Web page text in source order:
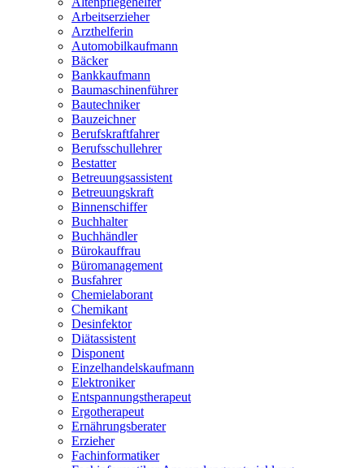
Arbeitserzieher
Arzthelferin
Automobilkaufmann
Bäcker
Bankkaufmann
Baumaschinenführer
Bautechniker
Bauzeichner
Berufskraftfahrer
Berufsschullehrer
Bestatter
Betreuungsassistent
Betreuungskraft
Binnenschiffer
Buchhalter
Buchhändler
Bürokauffrau
Büromanagement
Busfahrer
Chemielaborant
Chemikant
Desinfektor
Diätassistent
Disponent
Einzelhandelskaufmann
Elektroniker
Entspannungstherapeut
Ergotherapeut
Ernährungsberater
Erzieher
Fachinformatiker